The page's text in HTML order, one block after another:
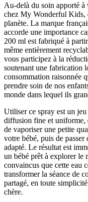
Au-delà du soin apporté
chez My Wonderful Kids,
planète. La marque
accorde une importance
200 ml est fabriqué à
même entièrement
vous participez à la
soutenant une fabrication
consommation raisonnée
prendre soin de nos
monde dans lequel ils
Utiliser ce spray est un
diffusion fine et uniforme,
de vaporiser une petite
votre bébé, puis de
adapté. Le résultat est
un bébé prêt à explorer le
convaincus que cette eau
transformer la séance de
partagé, en toute
chère.